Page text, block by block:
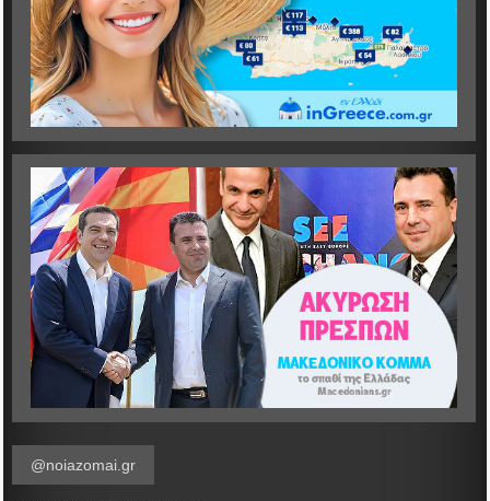
@noiazomai.gr